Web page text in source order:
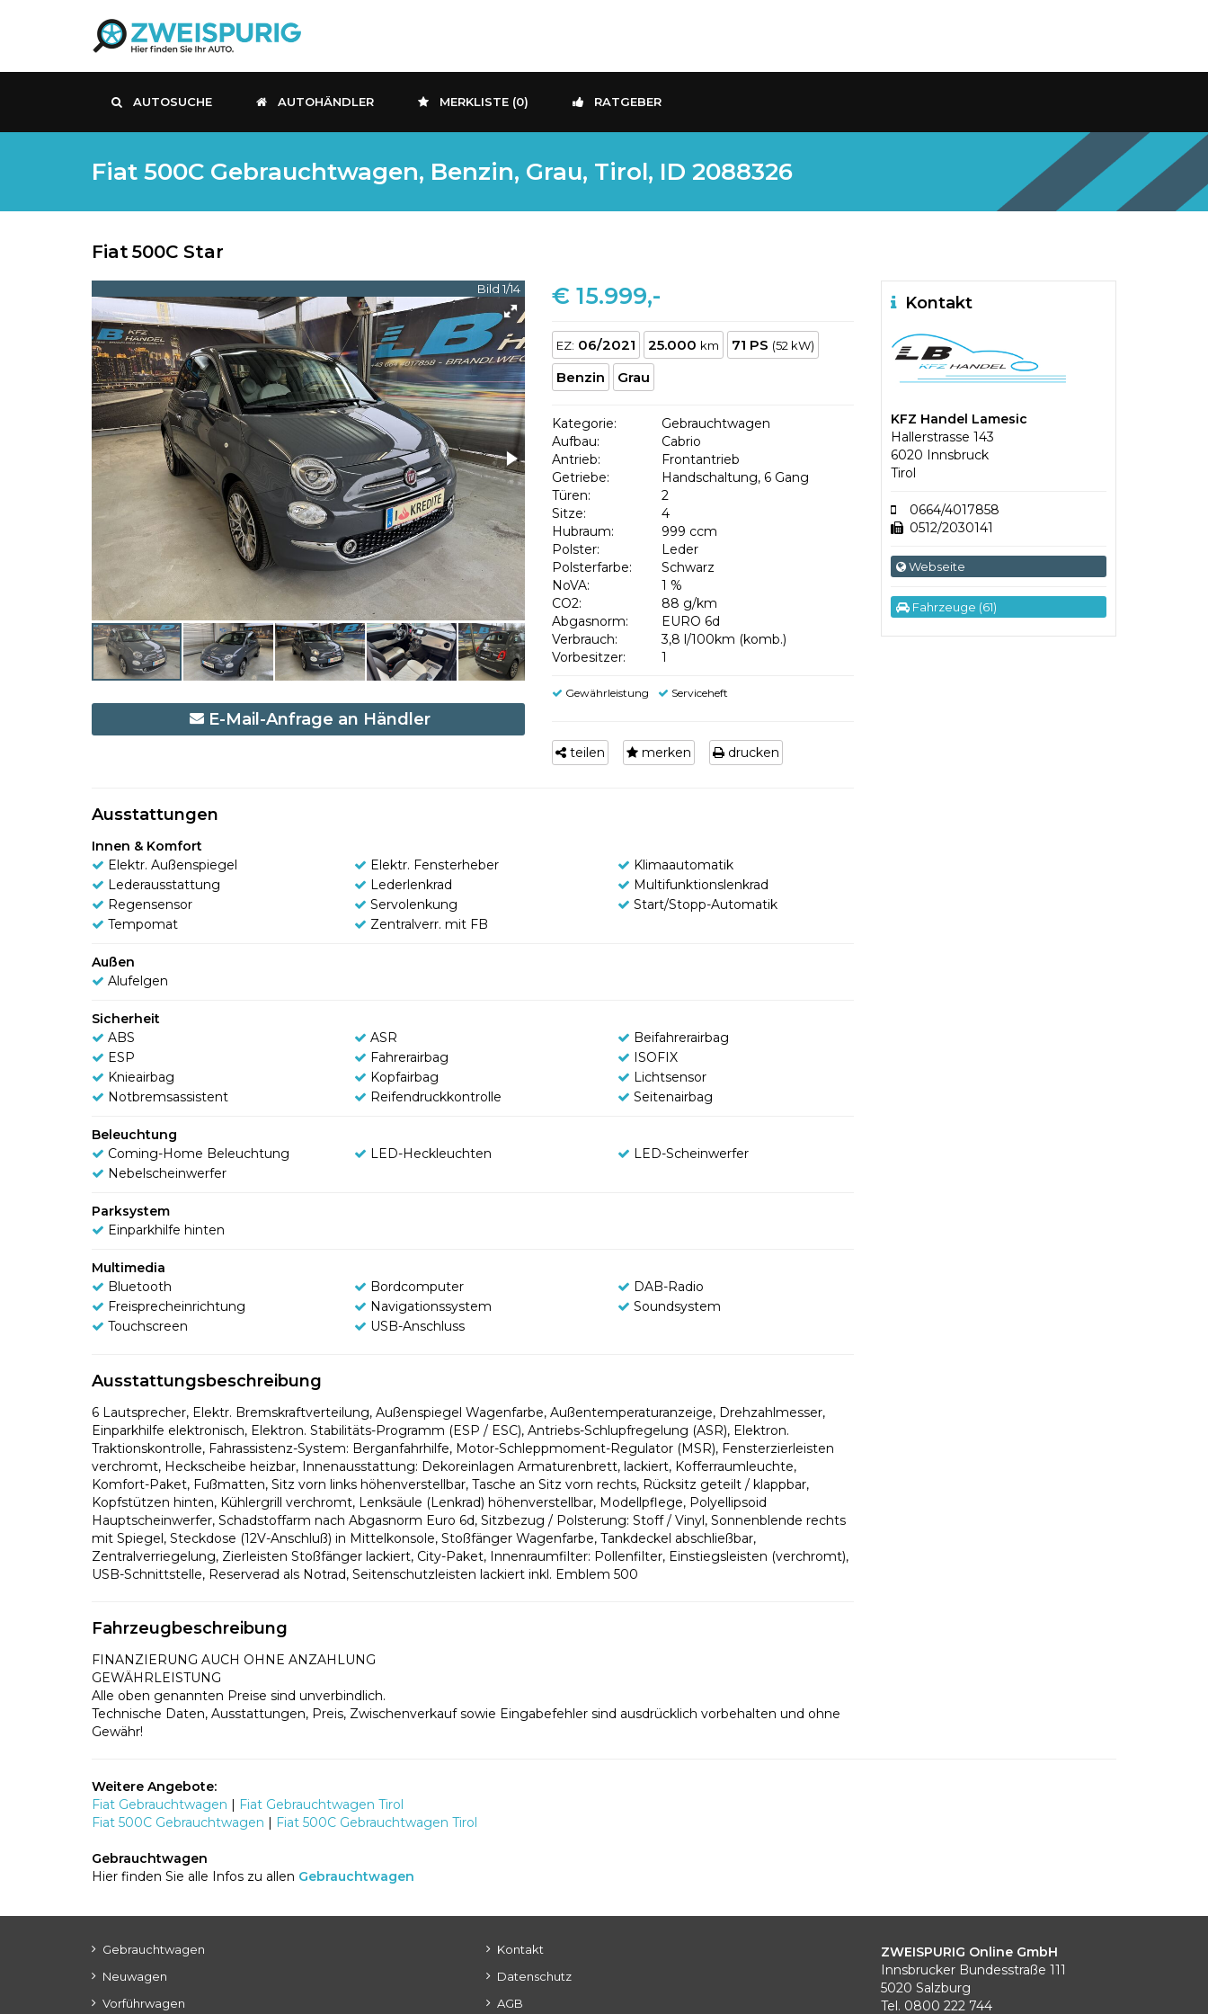
AUTOSUCHE AUTOHÄNDLER MERKLISTE (0) RATGEBER
Fiat 500C Gebrauchtwagen, Benzin, Grau, Tirol, ID 2088326
Fiat 500C Star
Bild 1/14
E-Mail-Anfrage an Händler
€ 15.999,-
EZ: 06/2021 25.000 km 71 PS (52 kW)
Benzin Grau
Kategorie:
Gebrauchtwagen
Aufbau:
Cabrio
Antrieb:
Frontantrieb
Getriebe:
Handschaltung, 6 Gang
Türen:
2
Sitze:
4
Hubraum:
999 ccm
Polster:
Leder
Polsterfarbe:
Schwarz
NoVA:
1 %
CO2:
88 g/km
Abgasnorm:
EURO 6d
Verbrauch:
3,8 l/100km (komb.)
Vorbesitzer:
1
Gewährleistung Serviceheft
teilen merken drucken
Ausstattungen
Innen & Komfort
Elektr. Außenspiegel
Elektr. Fensterheber
Klimaautomatik
Lederausstattung
Lederlenkrad
Multifunktionslenkrad
Regensensor
Servolenkung
Start/Stopp-Automatik
Tempomat
Zentralverr. mit FB
Außen
Alufelgen
Sicherheit
ABS
ASR
Beifahrerairbag
ESP
Fahrerairbag
ISOFIX
Knieairbag
Kopfairbag
Lichtsensor
Notbremsassistent
Reifendruckkontrolle Seitenairbag
Beleuchtung
Coming-Home Beleuchtung
LED-Heckleuchten
LED-Scheinwerfer
Nebelscheinwerfer
Parksystem
Einparkhilfe hinten
Multimedia
Bluetooth
Bordcomputer
DAB-Radio
Freisprecheinrichtung
Navigationssystem
Soundsystem
Touchscreen
USB-Anschluss
Ausstattungsbeschreibung
6 Lautsprecher, Elektr. Bremskraftverteilung, Außenspiegel Wagenfarbe, Außentemperaturanzeige, Drehzahlmesser,
Einparkhilfe elektronisch, Elektron. Stabilitäts-Programm (ESP / ESC), Antriebs-Schlupfregelung (ASR), Elektron.
Traktionskontrolle, Fahrassistenz-System: Berganfahrhilfe, Motor-Schleppmoment-Regulator (MSR), Fensterzierleisten
verchromt, Heckscheibe heizbar, Innenausstattung: Dekoreinlagen Armaturenbrett, lackiert, Kofferraumleuchte,
Komfort-Paket, Fußmatten, Sitz vorn links höhenverstellbar, Tasche an Sitz vorn rechts, Rücksitz geteilt / klappbar,
Kopfstützen hinten, Kühlergrill verchromt, Lenksäule (Lenkrad) höhenverstellbar, Modellpflege, Polyellipsoid
Hauptscheinwerfer, Schadstoffarm nach Abgasnorm Euro 6d, Sitzbezug / Polsterung: Stoff / Vinyl, Sonnenblende rechts
mit Spiegel, Steckdose (12V-Anschluß) in Mittelkonsole, Stoßfänger Wagenfarbe, Tankdeckel abschließbar,
Zentralverriegelung, Zierleisten Stoßfänger lackiert, City-Paket, Innenraumfilter: Pollenfilter, Einstiegsleisten (verchromt),
USB-Schnittstelle, Reserverad als Notrad, Seitenschutzleisten lackiert inkl. Emblem 500
Fahrzeugbeschreibung
FINANZIERUNG AUCH OHNE ANZAHLUNG
GEWÄHRLEISTUNG
Alle oben genannten Preise sind unverbindlich.
Technische Daten, Ausstattungen, Preis, Zwischenverkauf sowie Eingabefehler sind ausdrücklich vorbehalten und ohne
Gewähr!
Kontakt
KFZ Handel Lamesic
Hallerstrasse 143
6020 Innsbruck
Tirol
0664/4017858
0512/2030141
Webseite
Fahrzeuge (61)
Weitere Angebote:
Fiat Gebrauchtwagen | Fiat Gebrauchtwagen Tirol
Fiat 500C Gebrauchtwagen | Fiat 500C Gebrauchtwagen Tirol
Gebrauchtwagen
Hier finden Sie alle Infos zu allen Gebrauchtwagen
Gebrauchtwagen
Neuwagen
Vorführwagen
Kontakt
Datenschutz
AGB
ZWEISPURIG Online GmbH
Innsbrucker Bundesstraße 111
5020 Salzburg
Tel. 0800 222 744